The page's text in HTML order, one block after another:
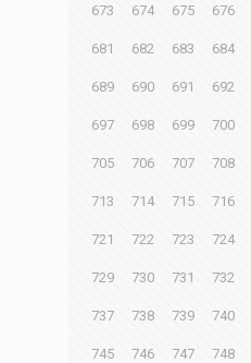
673 674 675 676
681 682 683 684
689 690 691 692
697 698 699 700
705 706 707 708
713 714 715 716
721 722 723 724
729 730 731 732
737 738 739 740
745 746 747 748